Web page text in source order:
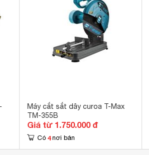
Máy cắt sắt dây curoa T-Max
TM-355B
Giá từ 1.750.000 đ
Có 4 nơi bán